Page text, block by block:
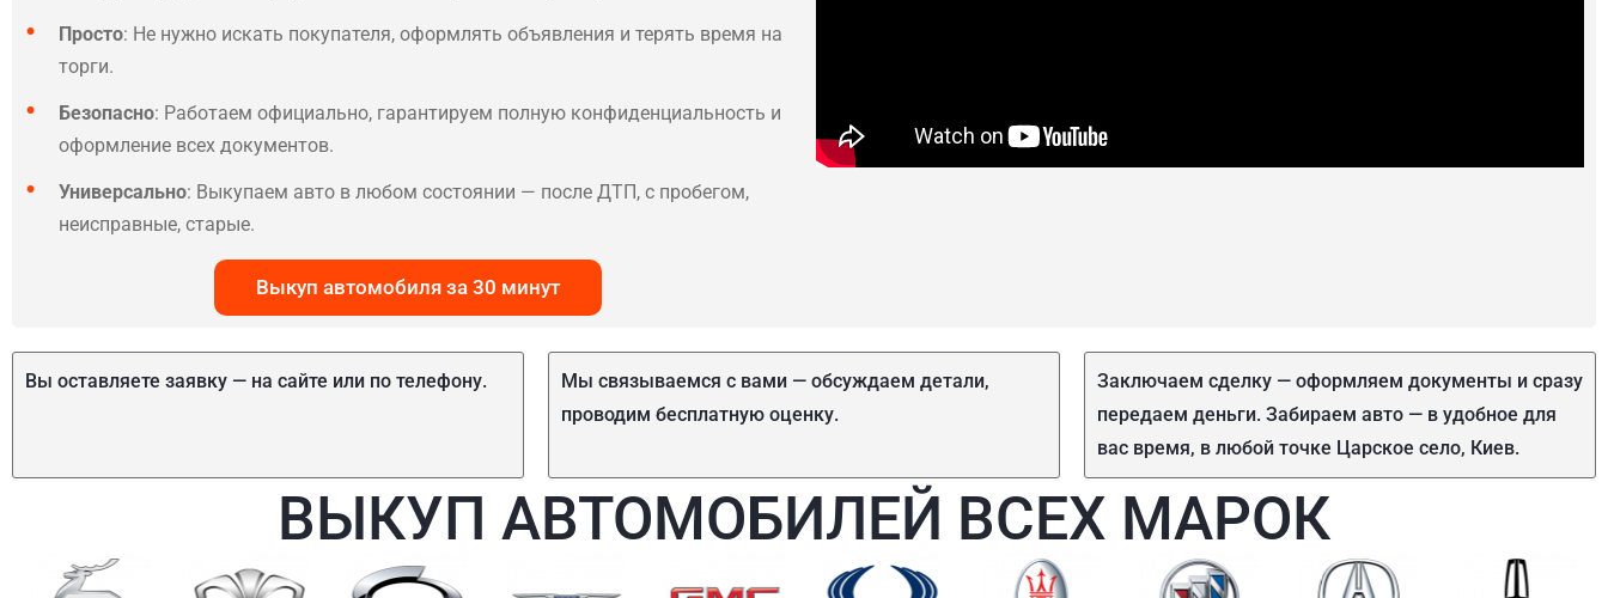
Просто: Не нужно искать покупателя, оформлять объявления и терять время на
торги.
Безопасно: Работаем официально, гарантируем полную конфиденциальность и
оформление всех документов.
Универсально: Выкупаем авто в любом состоянии — после ДТП, с пробегом,
неисправные, старые.
Выкуп автомобиля за 30 минут
Вы оставляете заявку — на сайте или по телефону.
Мы связываемся с вами — обсуждаем детали,
проводим бесплатную оценку.
Заключаем сделку — оформляем документы и сразу
передаем деньги. Забираем авто — в удобное для
вас время, в любой точке Царское село, Киев.
ВЫКУП АВТОМОБИЛЕЙ ВСЕХ МАРОК